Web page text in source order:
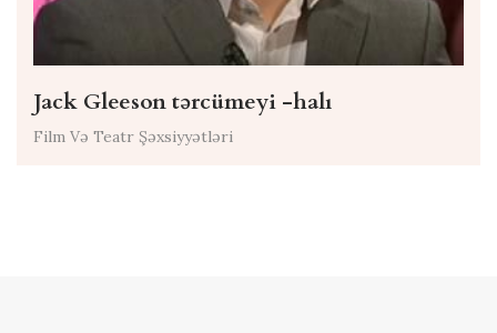
Jack Gleeson tərcümeyi -halı
Film Və Teatr Şəxsiyyətləri